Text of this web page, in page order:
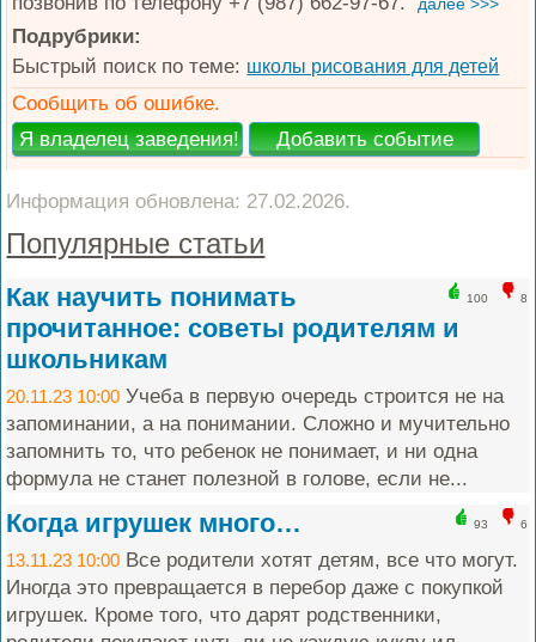
далее >>>
Подрубрики:
Быстрый поиск по теме: школы рисования для детей
Сообщить об ошибке.
Информация обновлена: 27.02.2026.
Популярные статьи
100 8
Как научить понимать
прочитанное: советы родителям и
школьникам
20.11.23 10:00 Учеба в первую очередь строится не на
запоминании, а на понимании. Сложно и мучительно
запомнить то, что ребенок не понимает, и ни одна
формула не станет полезной в голове, если не...
93 6
Когда игрушек много…
13.11.23 10:00 Все родители хотят детям, все что могут.
Иногда это превращается в перебор даже с покупкой
игрушек. Кроме того, что дарят родственники,